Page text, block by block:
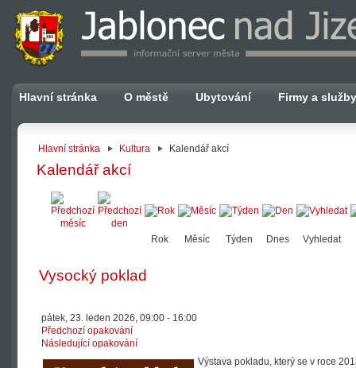
Hlavní stránka O městě Ubytování Firmy a služby
Hlavní stránka Kultura Kalendář akcí
Kalendář akcí
Rok Měsíc Týden Dnes Vyhledat
Vysocký poklad
pátek, 23. leden 2026, 09:00 - 16:00
Předchozí opakování
Následující opakování
Výstava pokladu, který se v roce